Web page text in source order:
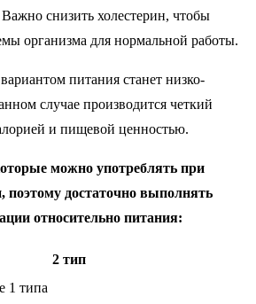
Важно снизить холестерин, чтобы
организма для нормальной работы.
питания станет низко-
случае производится четкий
и пищевой ценностью.
можно употреблять при
поэтому достаточно выполнять
относительно питания:
2 тип
1 типа